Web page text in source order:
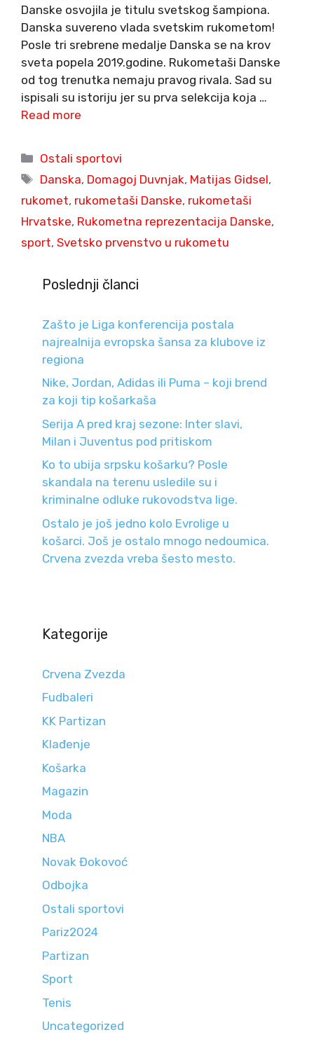
Danske osvojila je titulu svetskog šampiona.
Danska suvereno vlada svetskim rukometom!
Posle tri srebrene medalje Danska se na krov
sveta popela 2019.godine. Rukometaši Danske
od tog trenutka nemaju pravog rivala. Sad su
ispisali su istoriju jer su prva selekcija koja …
Read more
Categories
Ostali sportovi
Tags
Danska, Domagoj Duvnjak, Matijas Gidsel,
rukomet, rukometaši Danske, rukometaši
Hrvatske, Rukometna reprezentacija Danske,
sport, Svetsko prvenstvo u rukometu
Poslednji članci
Zašto je Liga konferencija postala
najrealnija evropska šansa za klubove iz
regiona
Nike, Jordan, Adidas ili Puma – koji brend
za koji tip košarkaša
Serija A pred kraj sezone: Inter slavi,
Milan i Juventus pod pritiskom
Ko to ubija srpsku košarku? Posle
skandala na terenu usledile su i
kriminalne odluke rukovodstva lige.
Ostalo je još jedno kolo Evrolige u
košarci. Još je ostalo mnogo nedoumica.
Crvena zvezda vreba šesto mesto.
Kategorije
Crvena Zvezda
Fudbaleri
KK Partizan
Klađenje
Košarka
Magazin
Moda
NBA
Novak Đokovoć
Odbojka
Ostali sportovi
Pariz2024
Partizan
Sport
Tenis
Uncategorized